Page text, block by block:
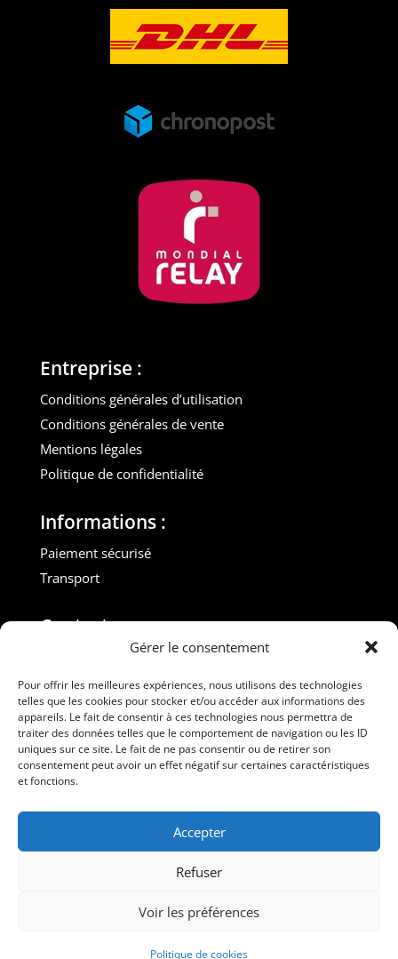
Gérer le consentement
Pour offrir les meilleures expériences, nous utilisons des technologies
telles que les cookies pour stocker et/ou accéder aux informations des
appareils. Le fait de consentir à ces technologies nous permettra de
traiter des données telles que le comportement de navigation ou les ID
uniques sur ce site. Le fait de ne pas consentir ou de retirer son
consentement peut avoir un effet négatif sur certaines caractéristiques
et fonctions.
Accepter
Refuser
Voir les préférences
Politique de cookies
Entreprise :
Conditions générales d’utilisation
Conditions générales de vente
Mentions légales
Politique de confidentialité
Informations :
Paiement sécurisé
Transport
Contact :
M. Gilles ROUVEYROL
Tél. : +33(0)6 07 72 40 47
dansdebeauxdraps@gmail.com
Professionnels
Suivez-nous